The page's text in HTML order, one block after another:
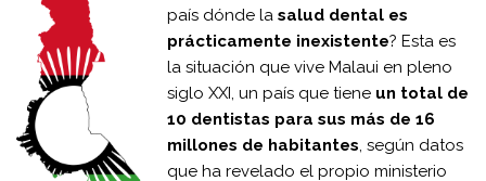
país dónde la salud dental es
prácticamente inexistente? Esta es
la situación que vive Malaui en pleno
siglo XXI, un país que tiene un total de
10 dentistas para sus más de 16
millones de habitantes, según datos
que ha revelado el propio ministerio